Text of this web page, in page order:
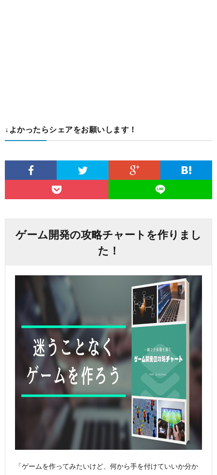
↓よかったらシェアをお願いします！
ゲーム開発の攻略チャートを作りまし
た！
「ゲームを作ってみたいけど、何から手を付けていいか分か